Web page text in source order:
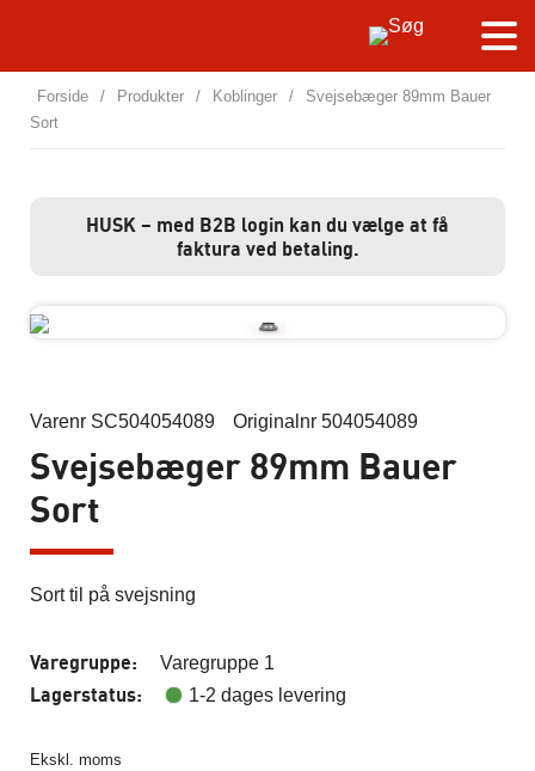
Forside / Produkter / Koblinger /
Svejsebæger 89mm Bauer
Sort
HUSK – med B2B login kan du vælge at få
faktura ved betaling.
Varenr SC504054089 Originalnr 504054089
Svejsebæger 89mm Bauer
Sort
Sort til på svejsning
Varegruppe: Varegruppe 1
Lagerstatus: 1-2 dages levering
Ekskl. moms